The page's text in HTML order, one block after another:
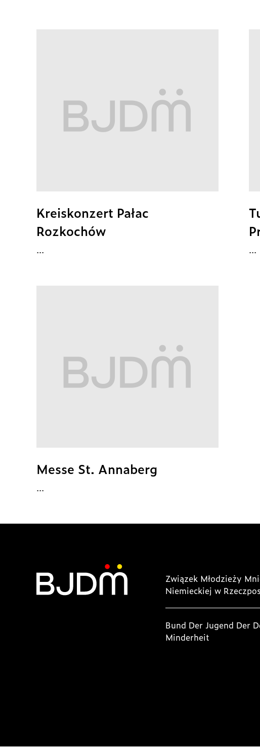
Kreiskonzert Pałac
Rozkochów
... ...
Messe St. Annaberg
...
Związek Młodzieży
Niemieckiej w
Bund Der Jugend Der
Minderheit